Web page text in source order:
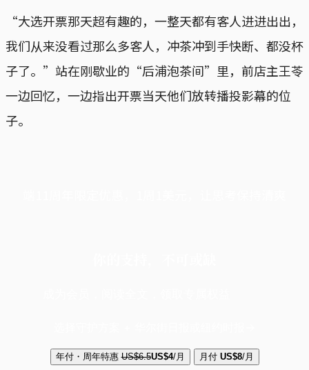
“大选开票那天超有趣的，一整天都有客人进进出出，
我们从来没看过那么多客人，冲茶冲到手快断、都没杯
子了。”站在刚歇业的“后浦泡茶间”里，前店主王苓
一边回忆，一边指出开票当天他们放转播投影幕的位
子。
年付・周年特惠 US$6.5US$4/月 月付 US$8/月